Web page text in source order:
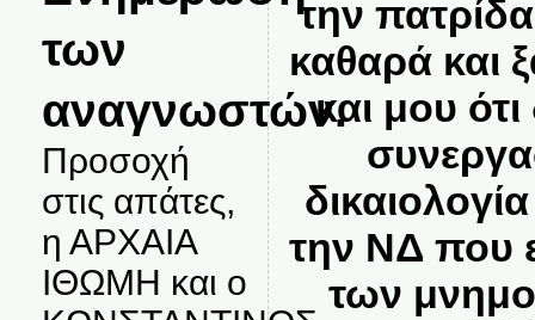
των
αναγνωστών.
Προσοχή
στις απάτες,
η ΑΡΧΑΙΑ
ΙΘΩΜΗ και ο
την
καθαρά και
και μου
την ΝΔ που
των